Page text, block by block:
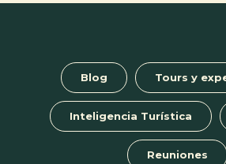
Blog Tours y
Inteligencia Turística
Reuniones